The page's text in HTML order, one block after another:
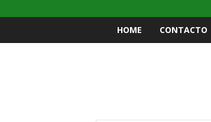
HOME CONTACTO